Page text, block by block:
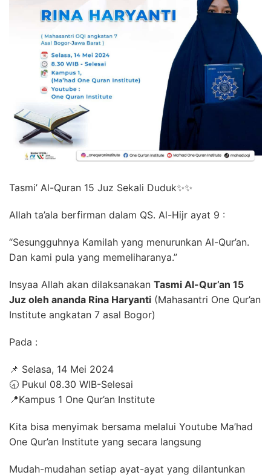
Tasmi’ Al-Quran 15 Juz Sekali Duduk✨✨
Allah ta’ala berfirman dalam QS. Al-Hijr ayat 9 :
“Sesungguhnya Kamilah yang menurunkan Al-Qur’an.
Dan kami pula yang memeliharanya.”
Insyaa Allah akan dilaksanakan Tasmi Al-Qur’an 15
Juz oleh ananda Rina Haryanti (Mahasantri One Qur’an
Institute angkatan 7 asal Bogor)
Pada :
📌 Selasa, 14 Mei 2024
🕣 Pukul 08.30 WIB-Selesai
📍Kampus 1 One Qur’an Institute
Kita bisa menyimak bersama melalui Youtube Ma’had
One Qur’an Institute yang secara langsung
Mudah-mudahan setiap ayat-ayat yang dilantunkan